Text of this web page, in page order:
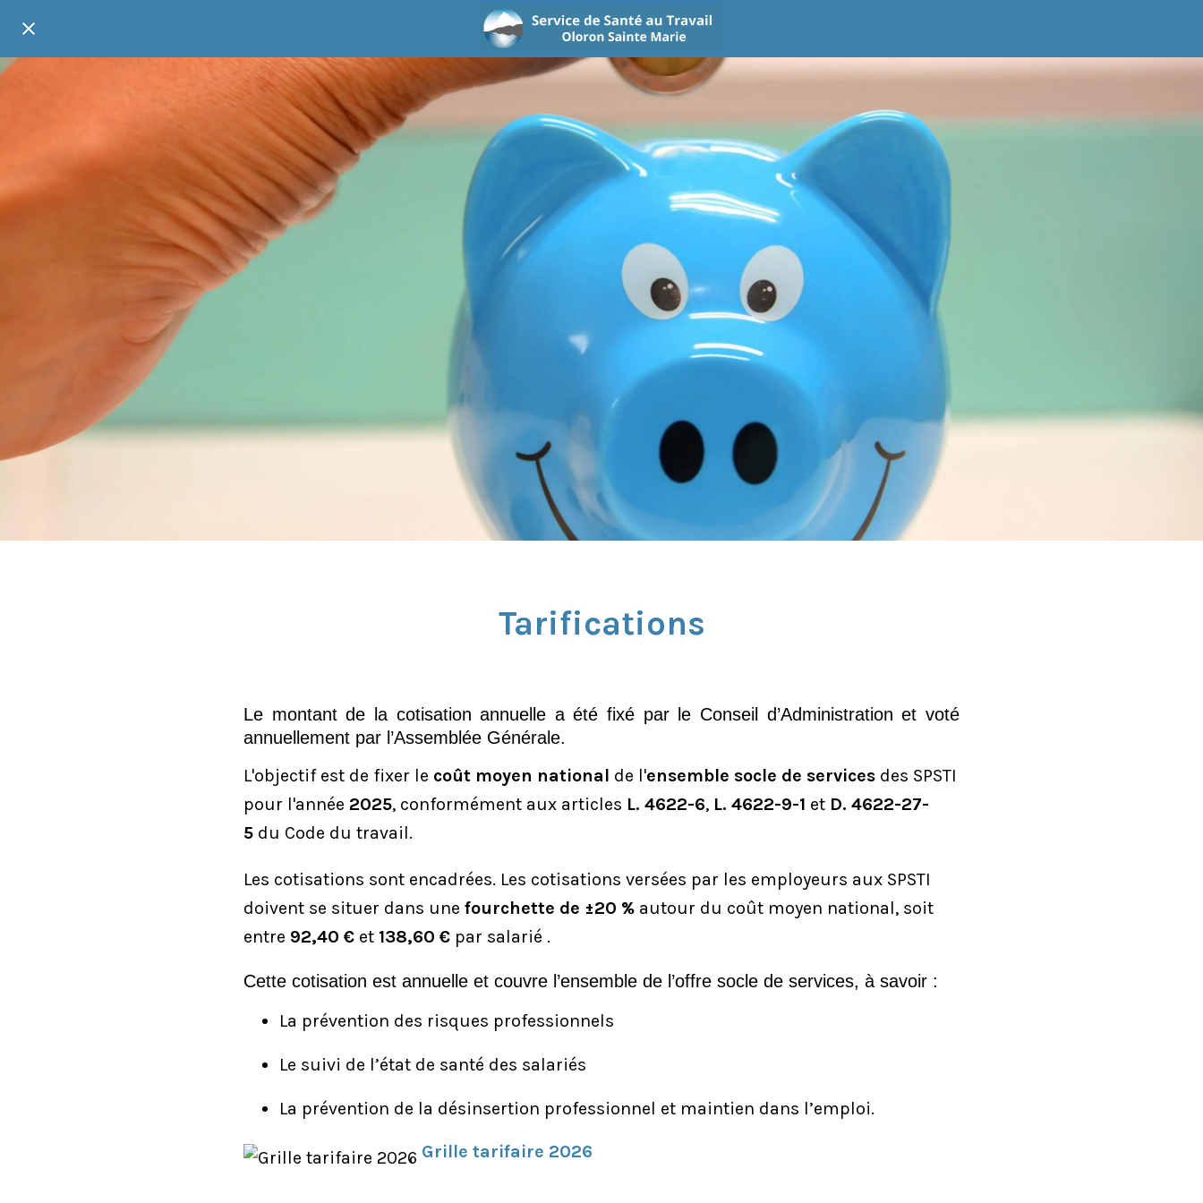
Tarifications
Le montant de la cotisation annuelle a été fixé par le Conseil d’Administration et voté
annuellement par l’Assemblée Générale.
L'objectif est de fixer le coût moyen national de l'ensemble socle de services des SPSTI
pour l'année 2025, conformément aux articles L. 4622-6, L. 4622-9-1 et D. 4622-27-
5 du Code du travail.
Les cotisations sont encadrées. Les cotisations versées par les employeurs aux SPSTI
doivent se situer dans une fourchette de ±20 % autour du coût moyen national, soit
entre 92,40 € et 138,60 € par salarié .
Cette cotisation est annuelle et couvre l’ensemble de l’offre socle de services, à savoir :
La prévention des risques professionnels
Le suivi de l’état de santé des salariés
La prévention de la désinsertion professionnel et maintien dans l’emploi.
Grille tarifaire 2026